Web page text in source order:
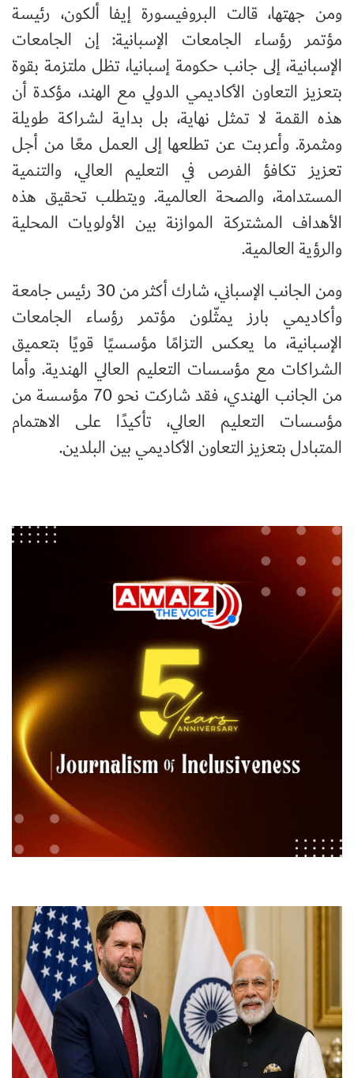
ومن جهتها، قالت البروفيسورة إيفا ألكون، رئيسة
مؤتمر رؤساء الجامعات الإسبانية: إن الجامعات
الإسبانية، إلى جانب حكومة إسبانيا، تظل ملتزمة بقوة
بتعزيز التعاون الأكاديمي الدولي مع الهند، مؤكدة أن
هذه القمة لا تمثل نهاية، بل بداية لشراكة طويلة
ومثمرة. وأعربت عن تطلعها إلى العمل معًا من أجل
تعزيز تكافؤ الفرص في التعليم العالي، والتنمية
المستدامة، والصحة العالمية. ويتطلب تحقيق هذه
الأهداف المشتركة الموازنة بين الأولويات المحلية
والرؤية العالمية.
ومن الجانب الإسباني، شارك أكثر من 30 رئيس جامعة
وأكاديمي بارز يمثّلون مؤتمر رؤساء الجامعات
الإسبانية، ما يعكس التزامًا مؤسسيًا قويًا بتعميق
الشراكات مع مؤسسات التعليم العالي الهندية. وأما
من الجانب الهندي، فقد شاركت نحو 70 مؤسسة من
مؤسسات التعليم العالي، تأكيدًا على الاهتمام
المتبادل بتعزيز التعاون الأكاديمي بين البلدين.